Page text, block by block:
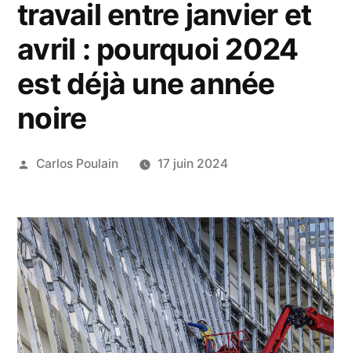
travail entre janvier et
avril : pourquoi 2024
est déjà une année
noire
Publié
Carlos Poulain 17 juin 2024